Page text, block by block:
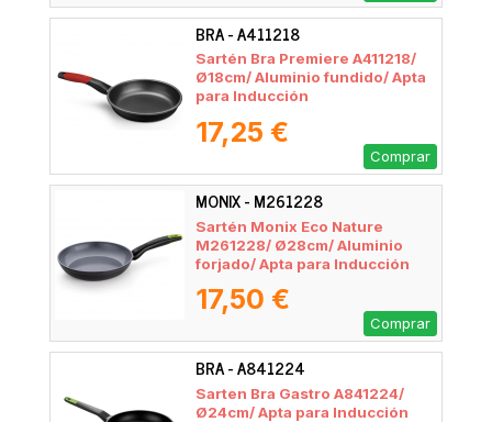
BRA - A411218
Sartén Bra Premiere A411218/
Ø18cm/ Aluminio fundido/ Apta
para Inducción
17,25 €
Comprar
MONIX - M261228
Sartén Monix Eco Nature
M261228/ Ø28cm/ Aluminio
forjado/ Apta para Inducción
17,50 €
Comprar
BRA - A841224
Sarten Bra Gastro A841224/
Ø24cm/ Apta para Inducción